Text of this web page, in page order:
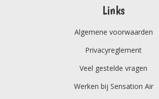
Links
Algemene voorwaarden
Privacyreglement
Veel gestelde vragen
Werken bij Sensation Air